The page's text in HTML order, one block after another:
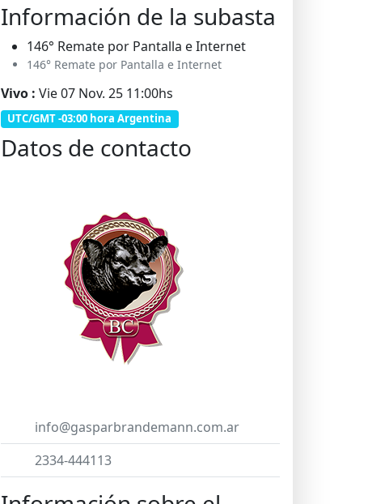
Información de la subasta
146° Remate por Pantalla e Internet
146° Remate por Pantalla e Internet
Vivo : Vie 07 Nov. 25 11:00hs
UTC/GMT -03:00 hora Argentina
Datos de contacto
info@gasparbrandemann.com.ar
2334-444113